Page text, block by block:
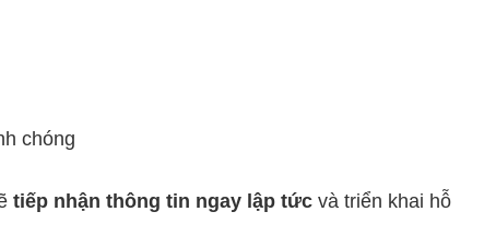
chóng
tiếp nhận thông tin ngay lập tức và triển khai hỗ